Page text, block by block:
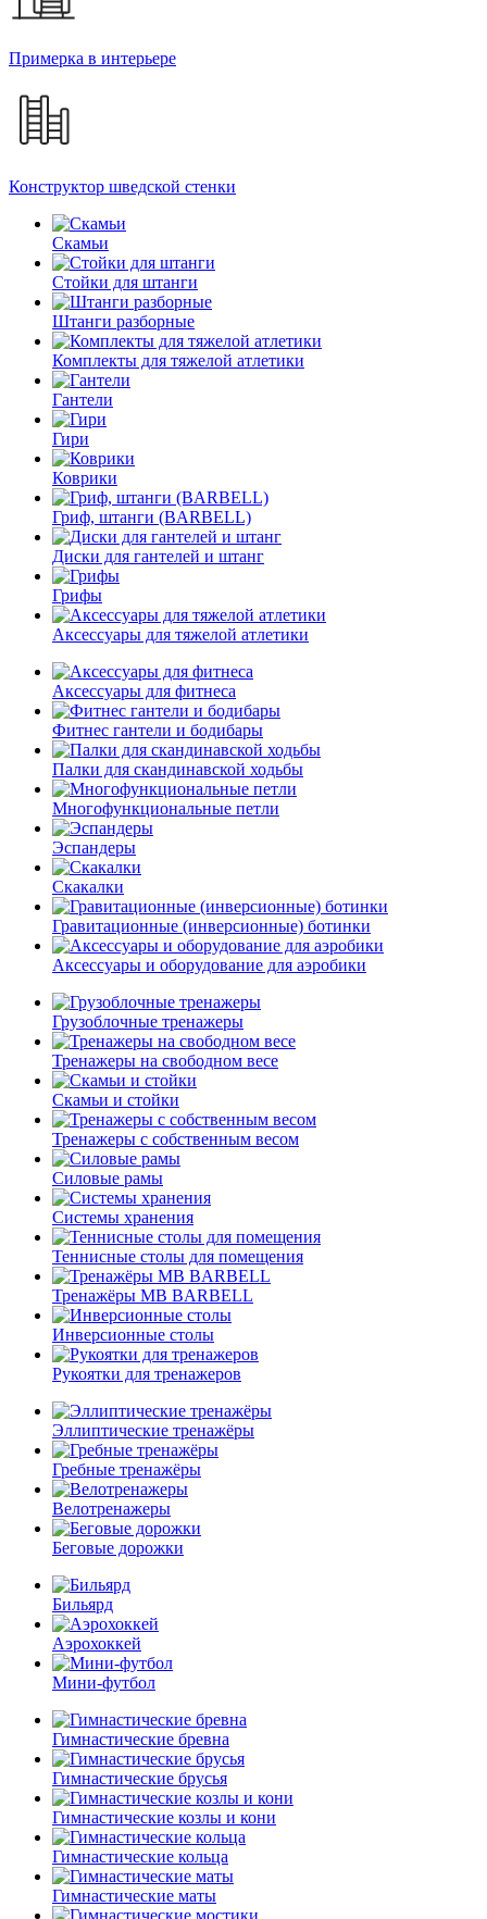
Примерка в интерьере
Конструктор шведской стенки
Скамьи
Стойки для штанги
Штанги разборные
Комплекты для тяжелой атлетики
Гантели
Гири
Коврики
Гриф, штанги (BARBELL)
Диски для гантелей и штанг
Грифы
Аксессуары для тяжелой атлетики
Аксессуары для фитнеса
Фитнес гантели и бодибары
Палки для скандинавской ходьбы
Многофункциональные петли
Эспандеры
Скакалки
Гравитационные (инверсионные) ботинки
Аксессуары и оборудование для аэробики
Грузоблочные тренажеры
Тренажеры на свободном весе
Скамьи и стойки
Тренажеры с собственным весом
Силовые рамы
Системы хранения
Теннисные столы для помещения
Тренажёры MB BARBELL
Инверсионные столы
Рукоятки для тренажеров
Эллиптические тренажёры
Гребные тренажёры
Велотренажеры
Беговые дорожки
Бильярд
Аэрохоккей
Мини-футбол
Гимнастические бревна
Гимнастические брусья
Гимнастические козлы и кони
Гимнастические кольца
Гимнастические маты